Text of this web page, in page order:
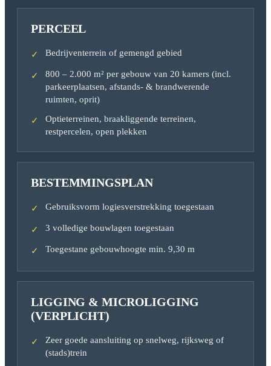
PERCEEL
✓ Bedrijventerrein of gemengd gebied
✓
800 – 2.000 m² per gebouw van 20 kamers (incl.
parkeerplaatsen, afstands- & brandwerende
ruimten, oprit)
✓
Optieterreinen, braakliggende terreinen,
restpercelen, open plekken
BESTEMMINGSPLAN
✓ Gebruiksvorm logiesverstrekking toegestaan
✓ 3 volledige bouwlagen toegestaan
✓ Toegestane gebouwhoogte min. 9,30 m
LIGGING & MICROLIGGING
(VERPLICHT)
✓
Zeer goede aansluiting op snelweg, rijksweg of
(stads)trein